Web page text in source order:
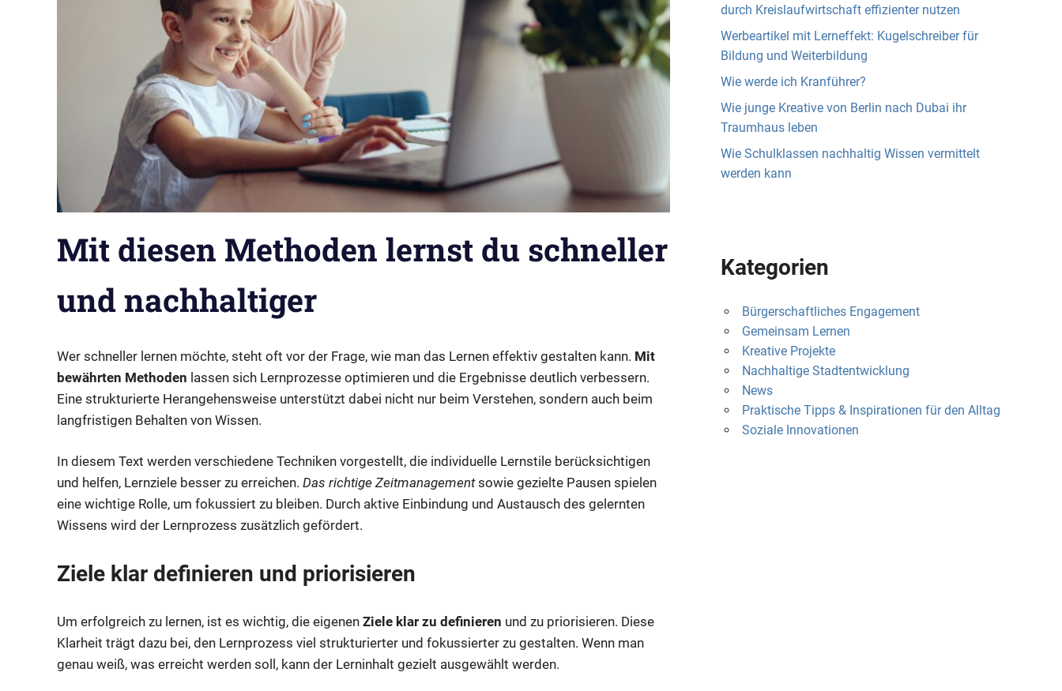
Mit diesen Methoden lernst du schneller
und nachhaltiger
Wer schneller lernen möchte, steht oft vor der Frage, wie man das Lernen effektiv gestalten kann. Mit
bewährten Methoden lassen sich Lernprozesse optimieren und die Ergebnisse deutlich verbessern.
Eine strukturierte Herangehensweise unterstützt dabei nicht nur beim Verstehen, sondern auch beim
langfristigen Behalten von Wissen.
In diesem Text werden verschiedene Techniken vorgestellt, die individuelle Lernstile berücksichtigen
und helfen, Lernziele besser zu erreichen. Das richtige Zeitmanagementsowie gezielte Pausen spielen
eine wichtige Rolle, um fokussiert zu bleiben. Durch aktive Einbindung und Austausch des gelernten
Wissens wird der Lernprozess zusätzlich gefördert.
Ziele klar definieren und priorisieren
Um erfolgreich zu lernen, ist es wichtig, die eigenen Ziele klar zu definieren und zu priorisieren. Diese
Klarheit trägt dazu bei, den Lernprozess viel strukturierter und fokussierter zu gestalten. Wenn man
genau weiß, was erreicht werden soll, kann der Lerninhalt gezielt ausgewählt werden.
durch Kreislaufwirtschaft effizienter nutzen
Werbeartikel mit Lerneffekt: Kugelschreiber für
Bildung und Weiterbildung
Wie werde ich Kranführer?
Wie junge Kreative von Berlin nach Dubai ihr
Traumhaus leben
Wie Schulklassen nachhaltig Wissen vermittelt
werden kann
Kategorien
Bürgerschaftliches Engagement
Gemeinsam Lernen
Kreative Projekte
Nachhaltige Stadtentwicklung
News
Praktische Tipps & Inspirationen für den Alltag
Soziale Innovationen